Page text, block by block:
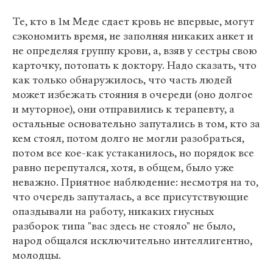
Те, кто в 1м Меде сдает кровь не впервые, могут
сэкономить время, не заполняя никаких анкет и
не определяя группу крови, а, взяв у сестры свою
карточку, потопать к доктору. Надо сказать, что
как только обнаружилось, что часть людей
может избежать стояния в очереди (оно долгое
и муторное), они отправились к терапевту, а
остальные основательно запутались в том, кто за
кем стоял, потом долго не могли разобраться,
потом все кое-как устаканилось, но порядок все
равно перепутался, хотя, в общем, было уже
неважно. Приятное наблюдение: несмотря на то,
что очередь запуталась, а все присутствующие
опаздывали на работу, никаких гнусных
разборок типа "вас здесь не стояло" не было,
народ общался исключительно интеллигентно,
молодцы.